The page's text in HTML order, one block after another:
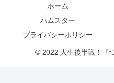
ホーム
ハムスター
プライバシーポリシー
© 2022 人生後半戦！『